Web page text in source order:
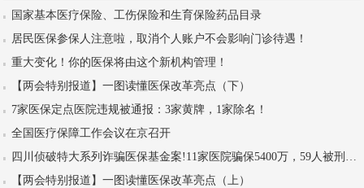
国家基本医疗保险、工伤保险和生育保险药品目录
居民医保参保人注意啦，取消个人账户不会影响门诊待遇！
重大变化！你的医保将由这个新机构管理！
【两会特别报道】一图读懂医保改革亮点（下）
7家医保定点医院违规被通报：3家黄牌，1家除名！
全国医疗保障工作会议在京召开
四川侦破特大系列诈骗医保基金案!11家医院骗保5400万，59人被刑拘！
【两会特别报道】一图读懂医保改革亮点（上）